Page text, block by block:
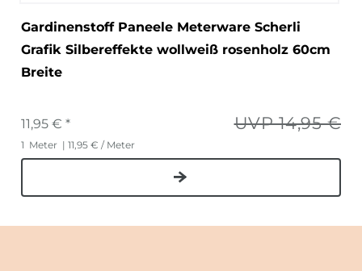
Gardinenstoff Paneele Meterware Scherli
Grafik Silbereffekte wollweiß rosenholz 60cm
Breite
UVP 14,95 €
11,95 € *
1 Meter | 11,95 € / Meter